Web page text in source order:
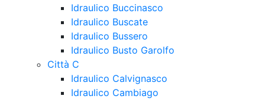
Idraulico Buccinasco
Idraulico Buscate
Idraulico Bussero
Idraulico Busto Garolfo
Città C
Idraulico Calvignasco
Idraulico Cambiago